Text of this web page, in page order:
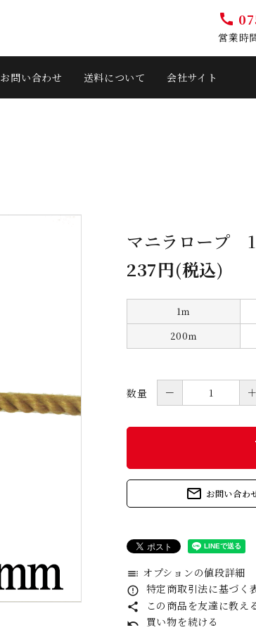
call
営業時
お問い合わせ 送料について 会社サイト
マニラロープ
237円(税込)
1ｍ
200ｍ
数量 － ＋
mail_outline お問い合わ
toc オプションの値段詳細
error_outline 特定商取引法に基づく
share この商品を友達に教え
undo 買い物を続ける